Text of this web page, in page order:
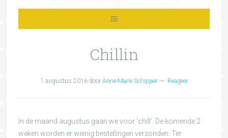
Chillin
1 augustus 2016door Anne-Marie Schipper Reageer
In de maand augustus gaan we voor 'chill'. De komende 2
weken worden er weinig bestellingen verzonden. Ter